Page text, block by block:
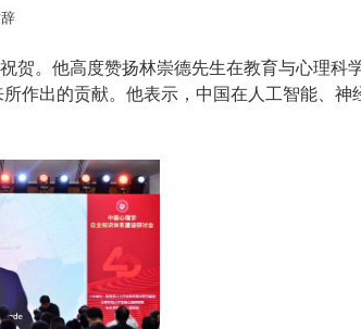
贺。他高度赞扬林崇德先生在教育与心理科
作出的贡献。他表示，中国在人工智能、神